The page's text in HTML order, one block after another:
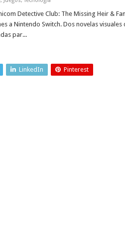
Detective Club: The Missing Heir &
a Nintendo Switch. Dos novelas
par...
LinkedIn Pinterest